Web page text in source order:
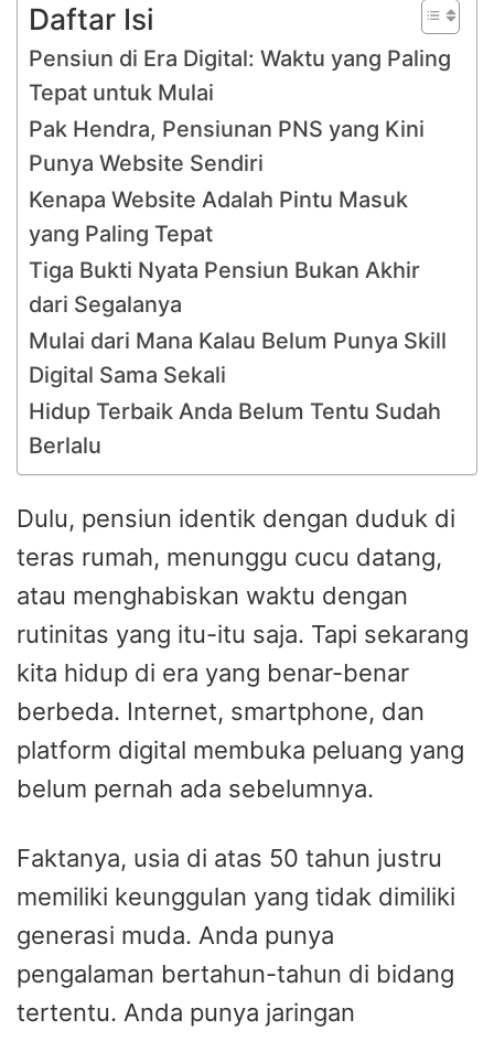
Daftar Isi
Pensiun di Era Digital: Waktu yang Paling
Tepat untuk Mulai
Pak Hendra, Pensiunan PNS yang Kini
Punya Website Sendiri
Kenapa Website Adalah Pintu Masuk
yang Paling Tepat
Tiga Bukti Nyata Pensiun Bukan Akhir
dari Segalanya
Mulai dari Mana Kalau Belum Punya Skill
Digital Sama Sekali
Hidup Terbaik Anda Belum Tentu Sudah
Berlalu
Dulu, pensiun identik dengan duduk di
teras rumah, menunggu cucu datang,
atau menghabiskan waktu dengan
rutinitas yang itu-itu saja. Tapi sekarang
kita hidup di era yang benar-benar
berbeda. Internet, smartphone, dan
platform digital membuka peluang yang
belum pernah ada sebelumnya.
Faktanya, usia di atas 50 tahun justru
memiliki keunggulan yang tidak dimiliki
generasi muda. Anda punya
pengalaman bertahun-tahun di bidang
tertentu. Anda punya jaringan